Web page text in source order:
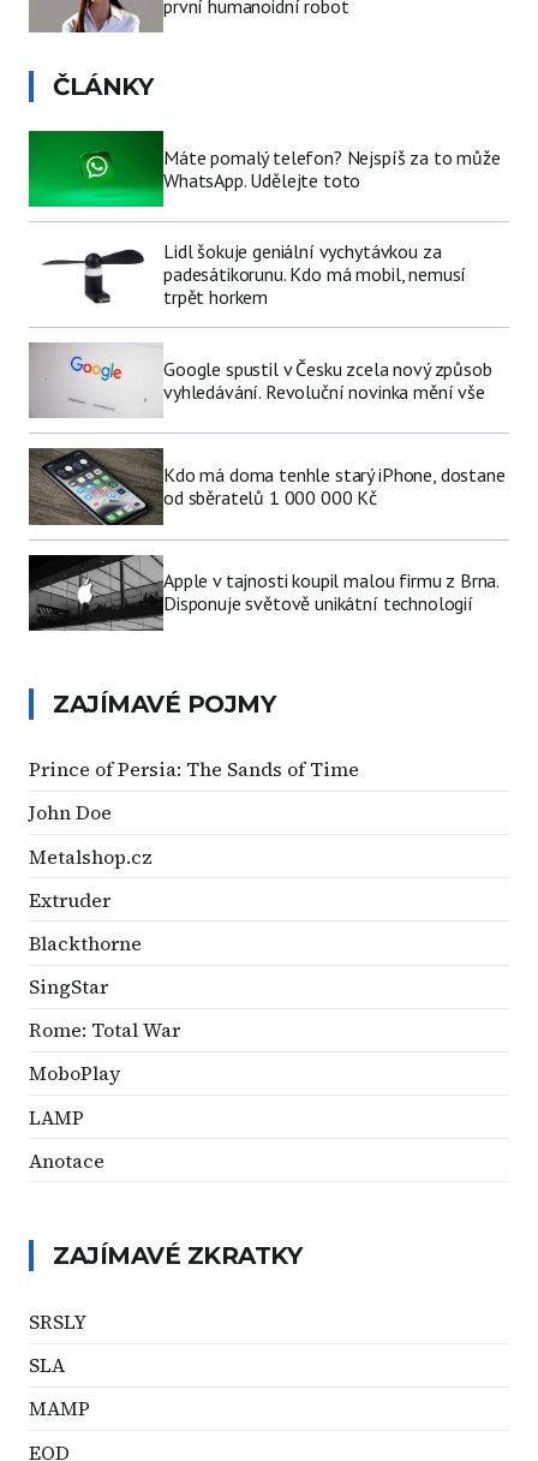
první humanoidní robot
ČLÁNKY
Máte pomalý telefon? Nejspíš za to může
WhatsApp. Udělejte toto
Lidl šokuje geniální vychytávkou za
padesátikorunu. Kdo má mobil, nemusí
trpět horkem
Google spustil v Česku zcela nový způsob
vyhledávání. Revoluční novinka mění vše
Kdo má doma tenhle starý iPhone, dostane
od sběratelů 1 000 000 Kč
Apple v tajnosti koupil malou firmu z Brna.
Disponuje světově unikátní technologií
ZAJÍMAVÉ POJMY
Prince of Persia: The Sands of Time
John Doe
Metalshop.cz
Extruder
Blackthorne
SingStar
Rome: Total War
MoboPlay
LAMP
Anotace
ZAJÍMAVÉ ZKRATKY
SRSLY
SLA
MAMP
EOD